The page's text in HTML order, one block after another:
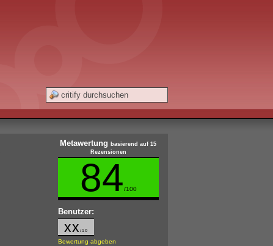
Metawertungbasierend auf 15
Rezensionen
84/100
Benutzer:
xx /10
Bewertung abgeben